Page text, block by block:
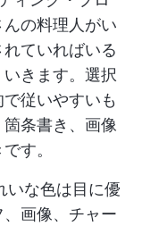
の料理人がい
ていればいる
きます。選択
従いやすいも
条書き、画像
す。
いな色は目に優
画像、チャー